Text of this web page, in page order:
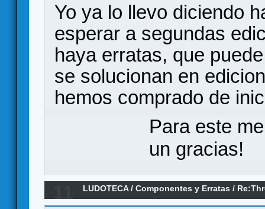
Yo ya lo llevo diciendo
esperar a segundas
haya erratas, que
se solucionan en
hemos comprado de
Para este
un gracias!
LUDOTECA/Componentes y Erratas /
Líderes y Maravillas (Erratas)